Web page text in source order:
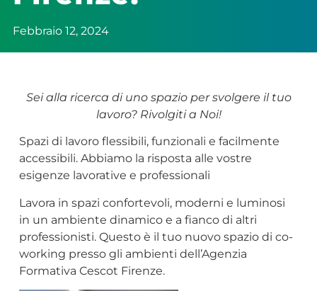
Febbraio 12, 2024
Sei alla ricerca di uno spazio per svolgere il tuo
lavoro? Rivolgiti a Noi!
Spazi di lavoro flessibili, funzionali e facilmente
accessibili. Abbiamo la risposta alle vostre
esigenze lavorative e professionali
Lavora in spazi confortevoli, moderni e luminosi
in un ambiente dinamico e a fianco di altri
professionisti. Questo è il tuo nuovo spazio di co-
working presso gli ambienti dell’Agenzia
Formativa Cescot Firenze.